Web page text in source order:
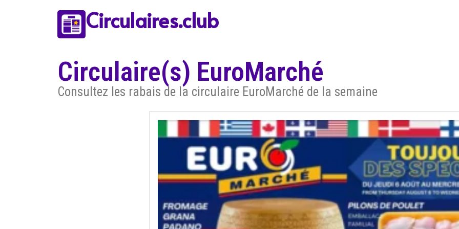
Circulaires.club
Circulaire(s) EuroMarché
Consultez les rabais de la circulaire EuroMarché de la semaine